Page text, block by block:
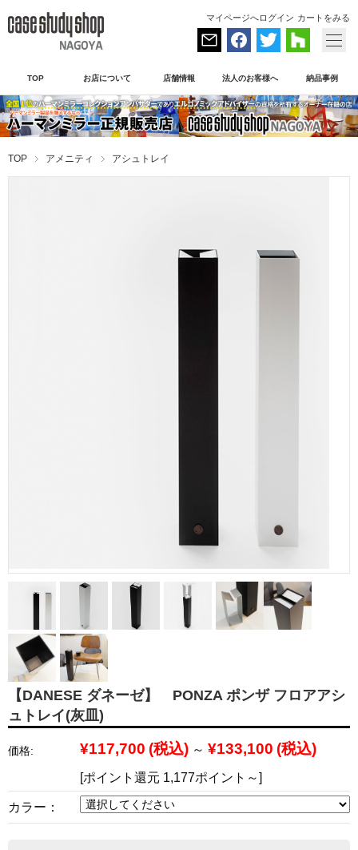
マイページへログイン カートをみる
TOP お店について 店舗情報 法人のお客様へ 納品事例
TOP アメニティ アシュトレイ
【DANESE ダネーゼ】 PONZA ポンザ フロアアシ
ュトレイ(灰皿)
価格: ¥117,700 (税込) ～ ¥133,100 (税込)
[ポイント還元 1,177ポイント～]
カラー：